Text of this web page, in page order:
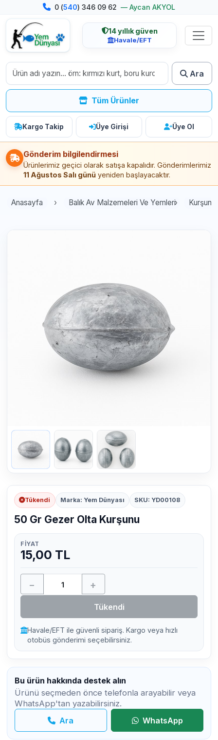
0 (540) 346 09 62 — Aycan AKYOL
14 yıllık güven
Havale/EFT
Ara
Tüm Ürünler
Kargo Takip Üye Girişi Üye Ol
Gönderim bilgilendirmesi
Ürünlerimiz geçici olarak satışa kapalıdır. Gönderimlerimiz
11 Ağustos Salı günü yeniden başlayacaktır.
Anasayfa Balık Av Malzemeleri Ve Yemleri Kurşun
Tükendi Marka: Yem Dünyası SKU: YD00108
50 Gr Gezer Olta Kurşunu
FIYAT
15,00 TL
− +
Tükendi
Havale/EFT ile güvenli sipariş. Kargo veya hızlı
otobüs gönderimi seçebilirsiniz.
Bu ürün hakkında destek alın
Ürünü seçmeden önce telefonla arayabilir veya
WhatsApp'tan yazabilirsiniz.
Ara
WhatsApp